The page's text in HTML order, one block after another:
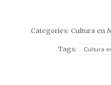
Categories: Cultura en
Tags: Cultura